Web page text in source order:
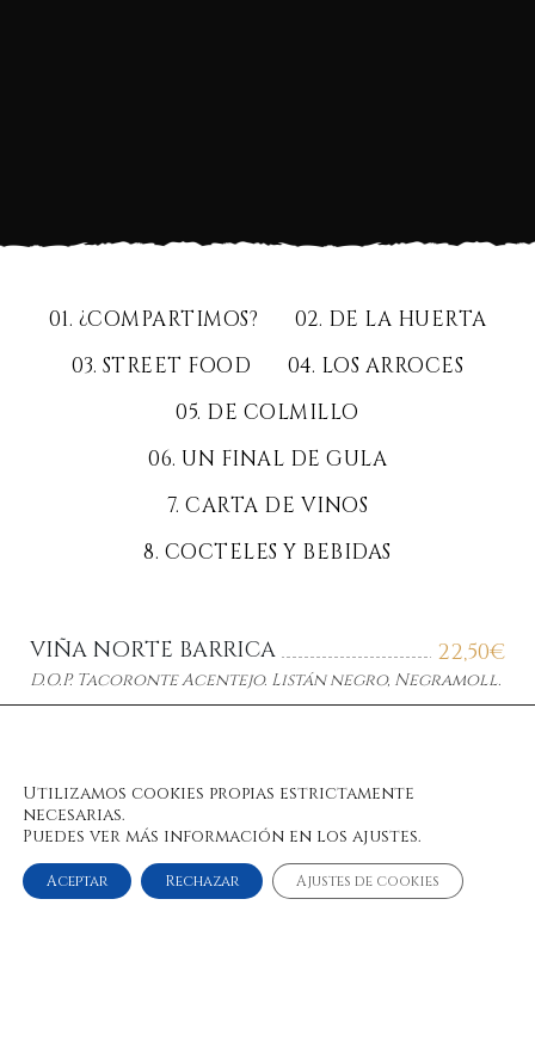
01. ¿COMPARTIMOS?
02. DE LA HUERTA
03. STREET FOOD
04. LOS ARROCES
05. DE COLMILLO
06. UN FINAL DE GULA
7. CARTA DE VINOS
8. COCTELES Y BEBIDAS
22,50€
VIÑA NORTE BARRICA
D.O.P. Tacoronte Acentejo. Listánnegro, Negramoll.
D.O.P. Islas Canarias. Listánnegro.
Utilizamos cookies propias estrictamente
necesarias.
Puedes ver más información en los ajustes.
Aceptar Rechazar Ajustes de cookies